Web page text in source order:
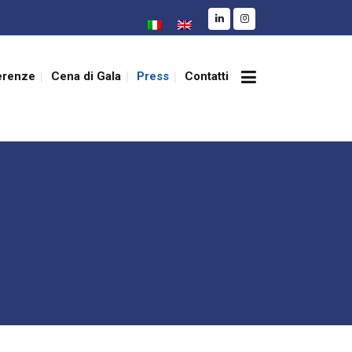
Cena di Gala Press Contatti